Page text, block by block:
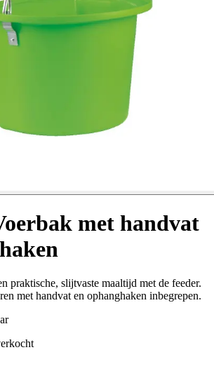
met handvat
praktische, slijtvaste maaltijd met de feeder.
met handvat en ophanghaken inbegrepen.